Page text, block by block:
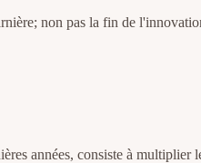
non pas la fin de
années, consiste à